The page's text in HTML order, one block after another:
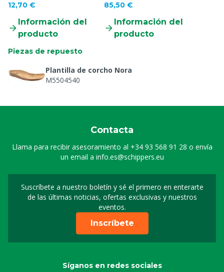
12,70 €
Información del
producto
85,50 €
Información del
producto
Piezas de repuesto
Plantilla de corcho Nora
M5504540
Contacta
Llama para recibir asesoramiento al +34 93 568 91 28 o envía
un email a info.es@schippers.eu
Suscríbete a nuestro boletín y sé el primero en enterarte
de las últimas noticias, ofertas exclusivas y nuestros
eventos.
Suscripción a nuestro
Inscríbete
Síganos en redes sociales